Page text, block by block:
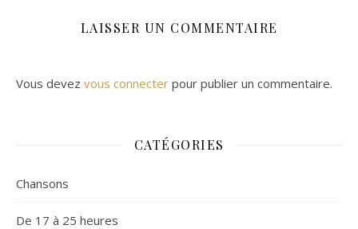
LAISSER UN COMMENTAIRE
Vous devez vous connecter pour publier un commentaire.
CATÉGORIES
Chansons
De 17 à 25 heures